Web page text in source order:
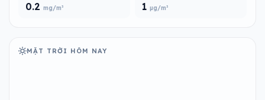
0.2 mg/m³ 1 µg/m³
MẶT TRỜI HÔM NAY